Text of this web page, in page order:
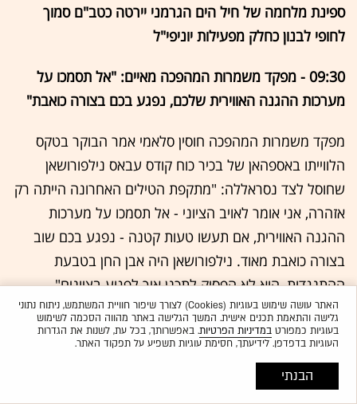
ספינת מלחמה של חיל הים הגרמני יירטה כטב"ם סמוך
לחופי לבנון כחלק מפעילות יוניפי"ל
09:30 - מפקד משמרות המהפכה מאיים: "אל תסמכו על
מערכות ההגנה האווירית שלכם, נפגע בכם בצורה כואבת"
מפקד משמרות המהפכה חוסין סלאמי אמר הבוקר בטקס
הלווייתו באספהאן של בכיר כוח קודס עבאס נילפורושאן
שחוסל לצד נסראללה: "מתקפת הטילים האחרונה הייתה רק
אזהרה, אני אומר לאויב הציוני - אל תסמכו על מערכות
ההגנה האווירית, אם תעשו טעות קטנה - נפגע בכם שוב
בצורה כואבת מאוד. נילפורושאן היה אבן החן בטבעת
ההתנגדות, הוא לא הפסיק לתכנן איך לפגוע בציונים".
09:13 - כשלושים רקטות שוגרו במטח האחרון לגליל
המערבי
07:28 - אזעקות בחיפה, בקריות, בעכו וביישובים רבים
האתר עושה שימוש בעוגיות (Cookies) לצורך שיפור חוויית המשתמש, ניתוח נתוני
גלישה והתאמת תכנים אישית. המשך הגלישה באתר מהווה הסכמה לשימוש
בעוגיות כמפורטבמדיניות הפרטיות. באפשרותך, בכל עת, לשנות את הגדרות
העוגיות בדפדפן. לידיעתך, חסימת עוגיות תשפיע על תפקוד האתר.
הבנתי